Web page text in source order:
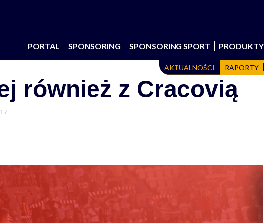
PORTAL
SPONSORING SPONSORING SPORT PRODUKTY
AKTUALNOŚCI RAPORTY
również z Cracovią